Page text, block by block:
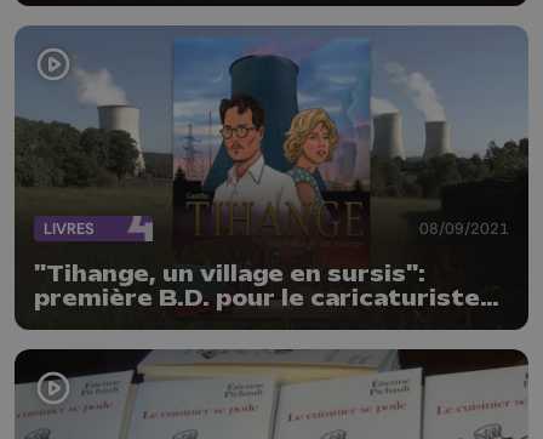
LIVRES 08/09/2021
"Tihange, un village en sursis":
première B.D. pour le caricaturiste